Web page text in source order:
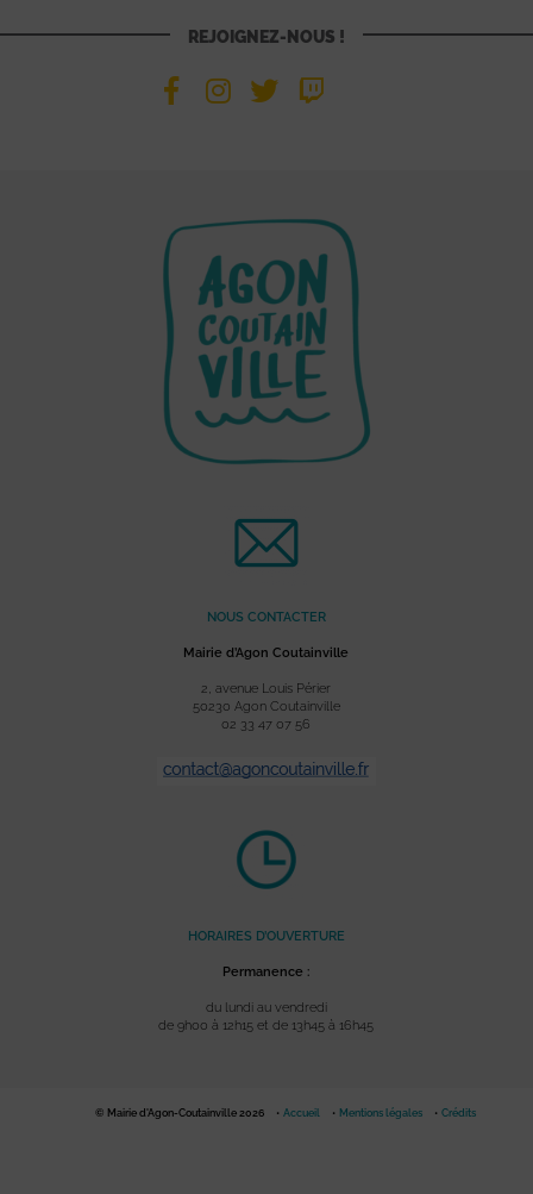
REJOIGNEZ-NOUS !
NOUS CONTACTER
Mairie d’Agon Coutainville
2, avenue Louis Périer
50230 Agon Coutainville
02 33 47 07 56
HORAIRES D’OUVERTURE
Permanence :
du lundi au vendredi
de 9h00 à 12h15 et de 13h45 à 16h45
© Mairie d'Agon-Coutainville 2026 Accueil Mentions légales Crédits